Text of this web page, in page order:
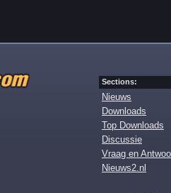
Sections:
Nieuws
Downloads
Top Downloads
Discussie
Vraag en
Nieuws2.nl